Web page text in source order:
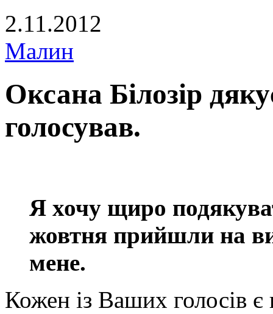
2.11.2012
Малин
Оксана Білозір
голосував.
Я хочу щиро
жовтня прийшли на
мене.
Кожен із Ваших голосів